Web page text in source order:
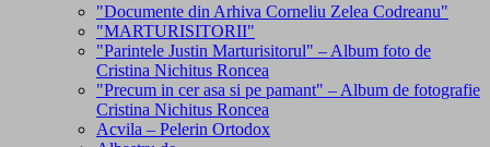
"Documente din Arhiva Corneliu Zelea Codreanu"
"MARTURISITORII"
"Parintele Justin Marturisitorul" – Album foto de
Cristina Nichitus Roncea
"Precum in cer asa si pe pamant" – Album de fotografie
Cristina Nichitus Roncea
Acvila – Pelerin Ortodox